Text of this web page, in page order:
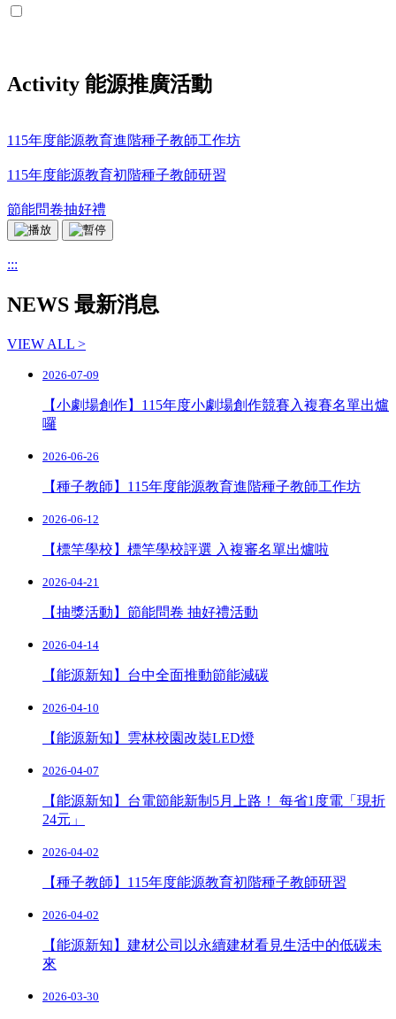
Activity 能源推廣活動
115年度能源教育進階種子教師工作坊
115年度能源教育初階種子教師研習
節能問卷抽好禮
:::
NEWS 最新消息
VIEW ALL >
2026-07-09
【小劇場創作】115年度小劇場創作競賽入複賽名單出爐
囉
2026-06-26
【種子教師】115年度能源教育進階種子教師工作坊
2026-06-12
【標竿學校】標竿學校評選 入複審名單出爐啦
2026-04-21
【抽獎活動】節能問卷 抽好禮活動
2026-04-14
【能源新知】台中全面推動節能減碳
2026-04-10
【能源新知】雲林校園改裝LED燈
2026-04-07
【能源新知】台電節能新制5月上路！ 每省1度電「現折
24元」
2026-04-02
【種子教師】115年度能源教育初階種子教師研習
2026-04-02
【能源新知】建材公司以永續建材看見生活中的低碳未
來
2026-03-30